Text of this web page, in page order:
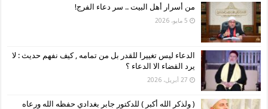
من أسرار أهل البيت .. سر دعاء الفرج!
5 مايو، 2026
الدعاء ليس تغييرا للقدر بل من تمامه , كيف نفهم حديث : لا
يرد القضاء الا الدعاء ؟
27 أبريل، 2026
( ولذكر الله أكبر ) للدكتور جابر بغدادي حفظه الله ورعاه